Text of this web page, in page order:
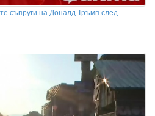
съпруги на Доналд Тръмп след